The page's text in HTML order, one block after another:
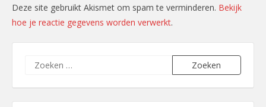
Deze site gebruikt Akismet om spam te verminderen. Bekijk
hoe je reactie gegevens worden verwerkt.
Zoeken
naar: